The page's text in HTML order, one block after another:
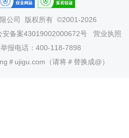
公司
版权所有 ©2001-2026
安备案43019002000672号
营业执照
报电话：400-118-7898
＃ujigu.com（请将＃替换成@）